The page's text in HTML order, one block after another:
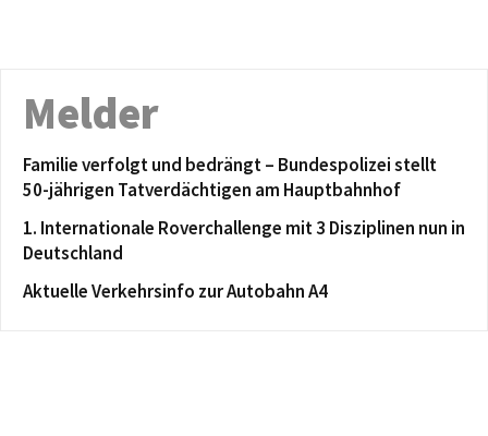
Melder
Familie verfolgt und bedrängt – Bundespolizei stellt
50-jährigen Tatverdächtigen am Hauptbahnhof
1. Internationale Roverchallenge mit 3 Disziplinen nun in
Deutschland
Aktuelle Verkehrsinfo zur Autobahn A4